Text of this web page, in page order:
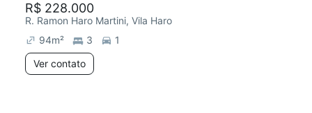
R$ 228.000
R. Ramon Haro Martini, Vila Haro
94m² 3
1
Ver contato